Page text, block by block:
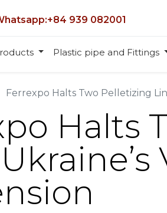
939 082001
Plastic pipe and Fittings
Ferrexpo Halts Two Pelletizing
Halts